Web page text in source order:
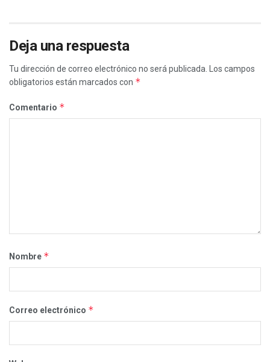
Deja una respuesta
Tu dirección de correo electrónico no será publicada.
Los campos
obligatorios están marcados con *
Comentario *
Nombre *
Correo electrónico *